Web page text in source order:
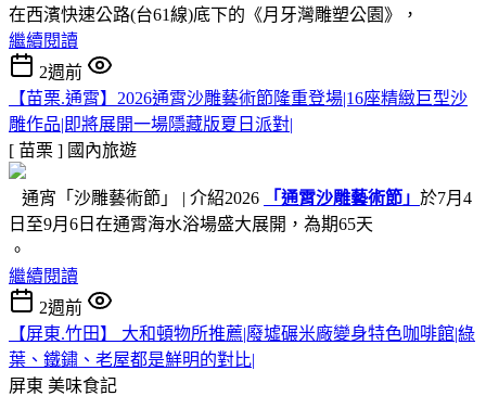
在西濱快速公路(台61線)底下的《月牙灣雕塑公園》，
繼續閱讀
2週前
【苗栗.通霄】2026通霄沙雕藝術節隆重登場|16座精緻巨型沙
雕作品|即將展開一場隱藏版夏日派對|
[ 苗栗 ] 國內旅遊
通宵「沙雕藝術節」 | 介紹2026 「通霄沙雕藝術節」 於7月4
日至9月6日在通霄海水浴場盛大展開，為期65天
。
繼續閱讀
2週前
【屏東.竹田】 大和頓物所推薦|廢墟碾米廠變身特色咖啡館|綠
葉、鐵鏽、老屋都是鮮明的對比|
屏東 美味食記